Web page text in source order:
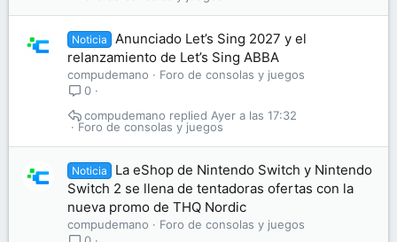
Noticia
Anunciado Let’s Sing 2027 y el
relanzamiento de Let’s Sing ABBA
compudemano
Foro de consolas y juegos
0
Foro de consolas y juegos
Ayer a las 17:32
compudemano
Noticia
La eShop de Nintendo Switch y Nintendo
Switch 2 se llena de tentadoras ofertas con la
nueva promo de THQ Nordic
compudemano
Foro de consolas y juegos